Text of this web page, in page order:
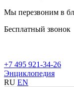
Мы перезвоним в
Бесплатный звонок
+7 495 921-34-26
Энциклопедия
RU EN